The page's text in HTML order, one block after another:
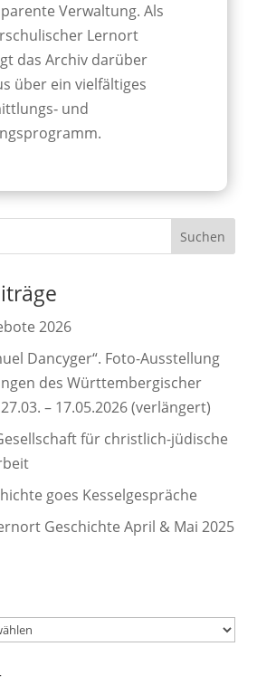
Verwaltung. Als
Lernort
das Archiv darüber
über ein vielfältiges
und
2026
Dancyger“. Foto-Ausstellung
des Württembergischer
– 17.05.2026 (verlängert)
für christlich-jüdische
goes Kesselgespräche
Geschichte April & Mai 2025